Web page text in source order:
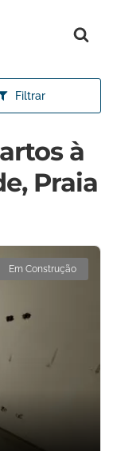
Filtrar
à
Praia
Em Construção